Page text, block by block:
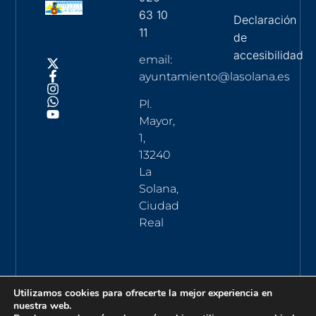
63 10
11
email:
ayuntamiento@lasolana.es
Pl.
Mayor,
1,
13240
La
Solana,
Ciudad
Real
Declaración
de
accesibilidad
Utilizamos cookies para ofrecerte la mejor experiencia en
nuestra web.